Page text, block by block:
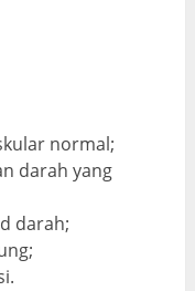
normal;
darah yang
darah;